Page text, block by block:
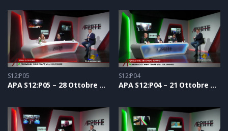
S12:P05
APA S12:P05 – 28 Ottobre 2021
S12:P04
APA S12:P04 – 21 Ottobre 2021